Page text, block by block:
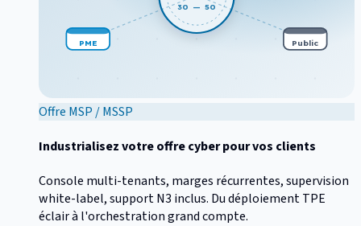
30 — 50
PME Public
Offre MSP / MSSP
Industrialisez votre offre cyber pour vos clients
Console multi-tenants, marges récurrentes, supervision
white-label, support N3 inclus. Du déploiement TPE
éclair à l'orchestration grand compte.